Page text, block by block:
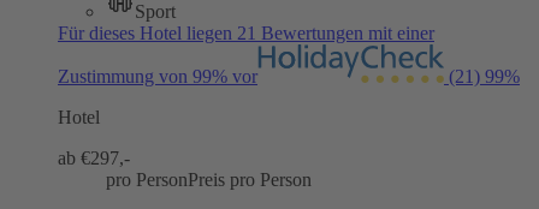
Sport
Für dieses Hotel liegen 21 Bewertungen mit einer
Zustimmung von 99% vor (21) 99%
Hotel
ab €297,-
pro PersonPreis pro Person